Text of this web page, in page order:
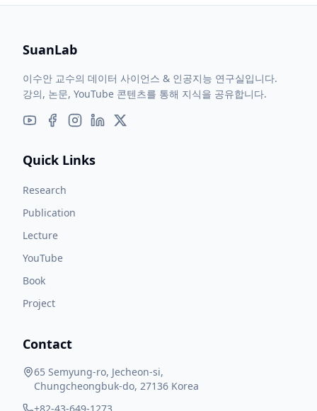
SuanLab
이수안 교수의 데이터 사이언스 & 인공지능 연구실입니다.
강의, 논문, YouTube 콘텐츠를 통해 지식을 공유합니다.
Quick Links
Research
Publication
Lecture
YouTube
Book
Project
Contact
65 Semyung-ro, Jecheon-si,
Chungcheongbuk-do, 27136 Korea